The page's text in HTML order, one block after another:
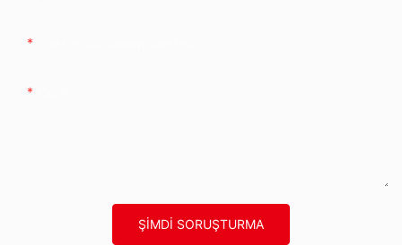
ŞIMDI SORUŞTURMA